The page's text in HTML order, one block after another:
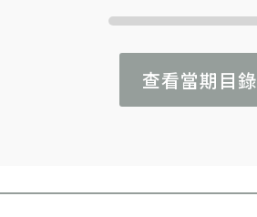
查看當期目錄